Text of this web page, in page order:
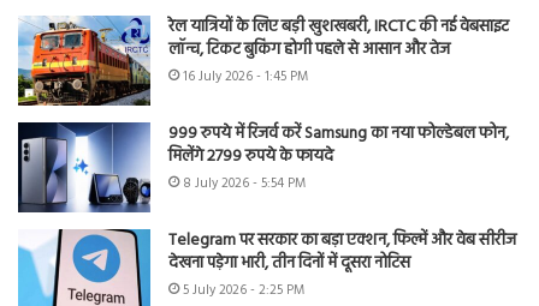
रेल यात्रियों के लिए बड़ी खुशखबरी, IRCTC की नई वेबसाइट
लॉन्च, टिकट बुकिंग होगी पहले से आसान और तेज
16 July 2026 - 1:45 PM
999 रुपये में रिजर्व करें Samsung का नया फोल्डेबल फोन,
मिलेंगे 2799 रुपये के फायदे
8 July 2026 - 5:54 PM
Telegram पर सरकार का बड़ा एक्शन, फिल्में और वेब सीरीज
देखना पड़ेगा भारी, तीन दिनों में दूसरा नोटिस
5 July 2026 - 2:25 PM